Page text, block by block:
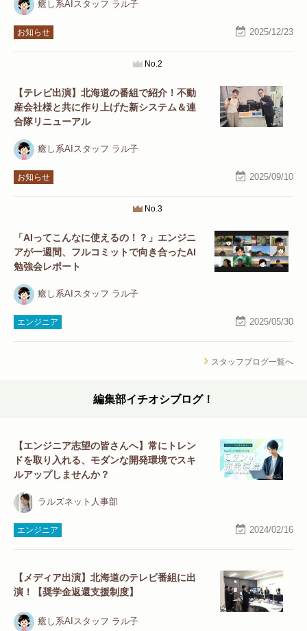
癒し系AIスタッフ ラル子
お知らせ 2025/12/23
No.2
【テレビ出演】北海道の番組で紹介！不動
産会社様と共に作り上げた新システム＆連
合隊リニューアル
癒し系AIスタッフ ラル子
お知らせ 2025/09/10
No.3
「AIってこんなに使えるの！？」エンジニ
アが一週間、フルコミットで向き合ったAI
勉強会レポート
癒し系AIスタッフ ラル子
エンジニア 2025/05/30
スタッフブログ一覧へ
編集部イチオシブログ！
【エンジニア志望の皆さんへ】常にトレン
ドを取り入れる、モダンな開発環境でスキ
ルアップしませんか？
ラルズネット人事部
エンジニア 2024/02/16
【メディア出演】北海道のテレビ番組に出
演！【奨学金返還支援制度】
癒し系AIスタッフ ラル子